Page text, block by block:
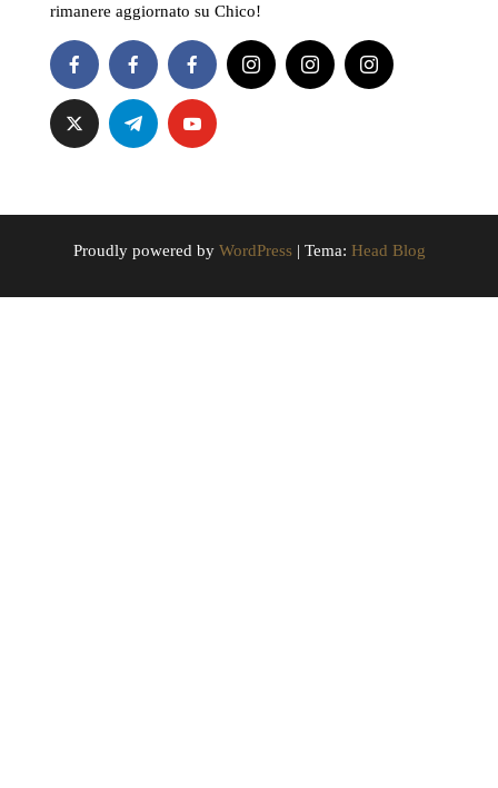
rimanere aggiornato su Chico!
Proudly powered by WordPress | Tema: Head Blog